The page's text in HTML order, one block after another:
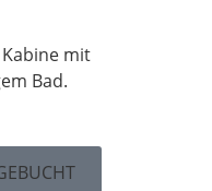
mit
Bad.